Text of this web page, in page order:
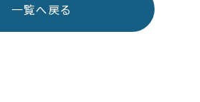
一覧へ戻る